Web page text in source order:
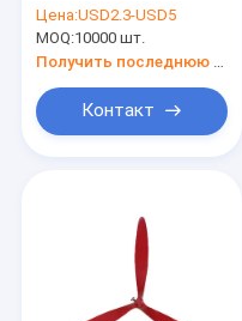
Цена:USD2.3-USD5
MOQ:10000 шт.
Контакт